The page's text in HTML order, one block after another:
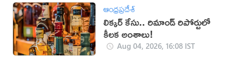
ఆంధ్రప్రదేశ్
లిక్కర్ కేసు.. రిమాండ్​ రిపోర్టులో
కీలక అంశాలు!
Aug 04, 2026, 16:08 IST